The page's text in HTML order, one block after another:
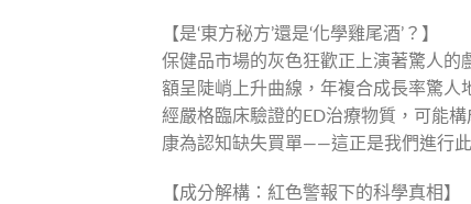
【是‘東方秘方’還是‘化學雞尾酒’？】
保健品市場的灰色狂歡正上演著驚人的
額呈陡峭上升曲線，年複合成長率驚人
經嚴格臨床驗證的ED治療物質，可能
康為認知缺失買單——這正是我們進行
【成分解構：紅色警報下的科學真相】